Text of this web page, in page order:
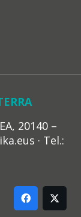
20140 –
· Tel.: